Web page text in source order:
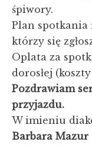
śpiwory.
Plan spotkania
którzy się
Oplata za
dorosłej
Pozdrawiam
przyjazdu.
W imieniu
Barbara